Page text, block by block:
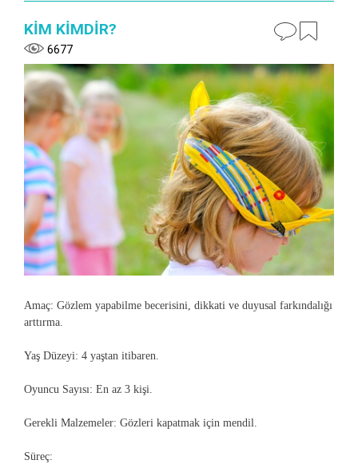
KİM KİMDİR?
6677
Amaç: Gözlem yapabilme becerisini, dikkati ve duyusal farkındalığı
arttırma.
Yaş Düzeyi: 4 yaştan itibaren.
Oyuncu Sayısı: En az 3 kişi.
Gerekli Malzemeler: Gözleri kapatmak için mendil.
Süreç: